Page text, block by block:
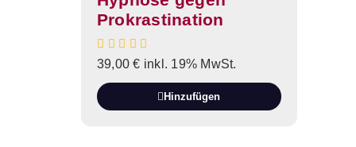
Prokrastination
39,00€ inkl. 19% MwSt.
Hinzufügen